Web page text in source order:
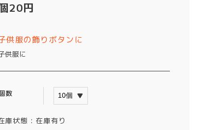
20円
供服の飾りボタンに
供服に
数
庫状態 :在庫有り